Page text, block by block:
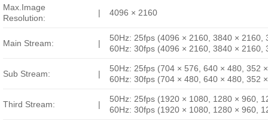
Max.Image
Resolution:
| 4096 × 2160
Main Stream: |
50Hz: 25fps (4096 × 2160, 3840 ×
60Hz: 30fps (4096 × 2160, 3840 ×
Sub Stream: |
50Hz: 25fps (704 × 576, 640 × 480, 352
60Hz: 30fps (704 × 480, 640 × 480, 352
Third Stream: |
50Hz: 25fps (1920 × 1080, 1280 × 960,
60Hz: 30fps (1920 × 1080, 1280 × 960,